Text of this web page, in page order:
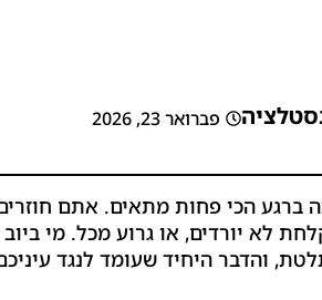
פברואר 23, 2026
ברגע הכי פחות מתאים. אתם
לא יורדים, או גרוע מכל. מי
והדבר היחיד שעומד לנגד